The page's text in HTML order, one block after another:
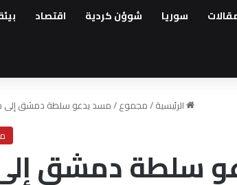
سوريا شوؤن كردية اقتصاد
الرئيسية/مجموع/مسد يدعو سلطة دمشق إلى
سلطة دمشق إلى